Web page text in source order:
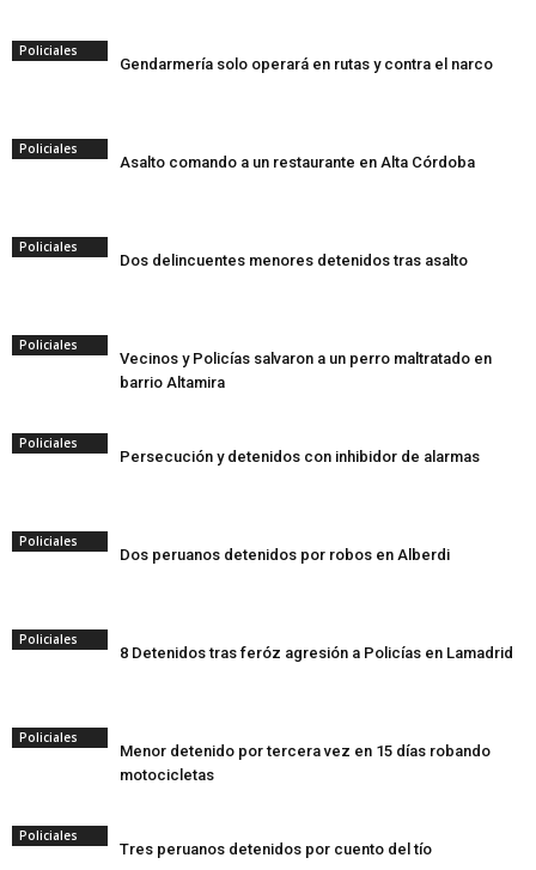
Policiales
Gendarmería solo operará en rutas y contra el narco
Policiales
Asalto comando a un restaurante en Alta Córdoba
Policiales
Dos delincuentes menores detenidos tras asalto
Policiales
Vecinos y Policías salvaron a un perro maltratado en
barrio Altamira
Policiales
Persecución y detenidos con inhibidor de alarmas
Policiales
Dos peruanos detenidos por robos en Alberdi
Policiales
8 Detenidos tras feróz agresión a Policías en Lamadrid
Policiales
Menor detenido por tercera vez en 15 días robando
motocicletas
Policiales
Tres peruanos detenidos por cuento del tío